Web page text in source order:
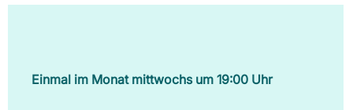
Einmal im Monat mittwochs um 19:00 Uhr